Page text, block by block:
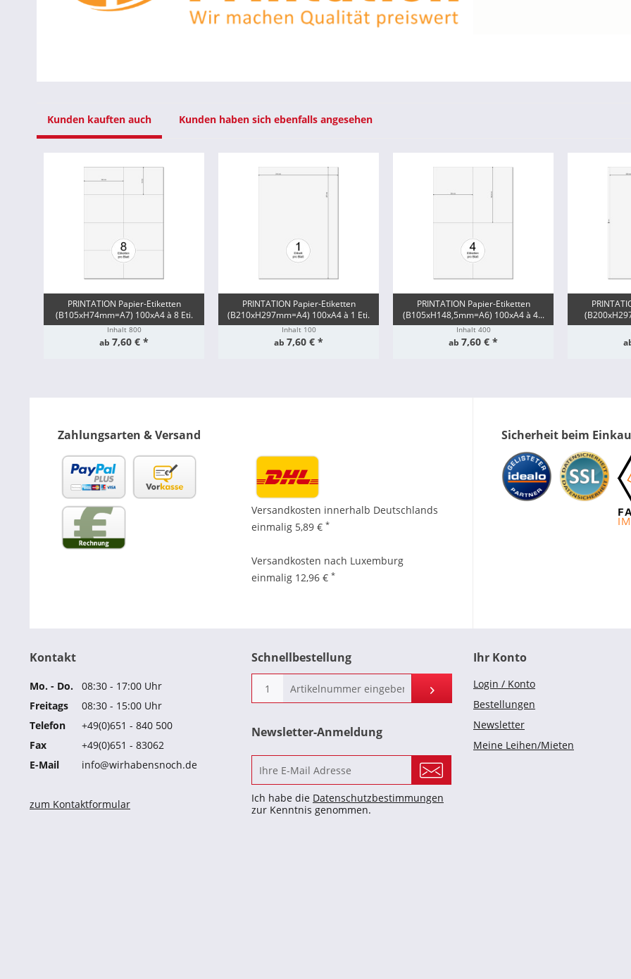
Kunden kauften auch Kunden haben sich ebenfalls angesehen
PRINTATION Papier-Etiketten
(B105xH74mm=A7) 100xA4 à 8 Eti.
Inhalt 800
ab 7,60 € *
PRINTATION Papier-Etiketten
(B210xH297mm=A4) 100xA4 à 1 Eti.
Inhalt 100
ab 7,60 € *
PRINTATION Papier-Etiketten
(B105xH148,5mm=A6) 100xA4 à 4...
Inhalt 400
ab 7,60 € *
Zahlungsarten & Versand
Versandkosten innerhalb Deutschlands
einmalig 5,89 € *
Versandkosten nach Luxemburg
einmalig 12,96 € *
Sicherheit beim
Kontakt
Mo. - Do.
08:30 - 17:00 Uhr
Freitags
08:30 - 15:00 Uhr
Telefon
+49(0)651 - 840 500
Fax
+49(0)651 - 83062
E-Mail
info@wirhabensnoch.de
zum Kontaktformular
Schnellbestellung
Newsletter-Anmeldung
Ich habe die Datenschutzbestimmungen
zur Kenntnis genommen.
Ihr Konto
Login / Konto
Bestellungen
Newsletter
Meine Leihen/Mieten